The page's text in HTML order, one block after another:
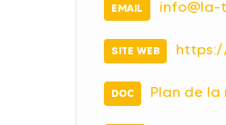
EMAIL info@la-
SITE WEB
DOC Plan de la